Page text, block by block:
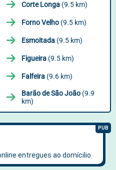
Corte Longa (9.5 km)
Forno Velho (9.5 km)
Esmoitada (9.5 km)
Figueira (9.5 km)
Falfeira (9.6 km)
Barão de São João (9.9
km)